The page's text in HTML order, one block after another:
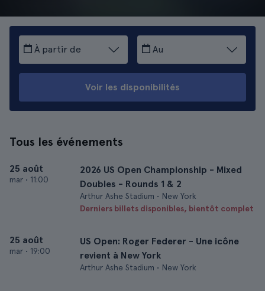
À partir de Au
Voir les disponibilités
Tous les événements
25 août
mar • 11:00
2026 US Open Championship - Mixed
Doubles - Rounds 1 & 2
Arthur Ashe Stadium • New York
Derniers billets disponibles, bientôt complet
25 août
mar • 19:00
US Open: Roger Federer - Une icône
revient à New York
Arthur Ashe Stadium • New York